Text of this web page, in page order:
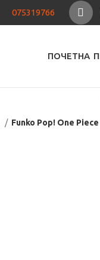
075319766
ПОЧЕТНА
Funko Pop! One